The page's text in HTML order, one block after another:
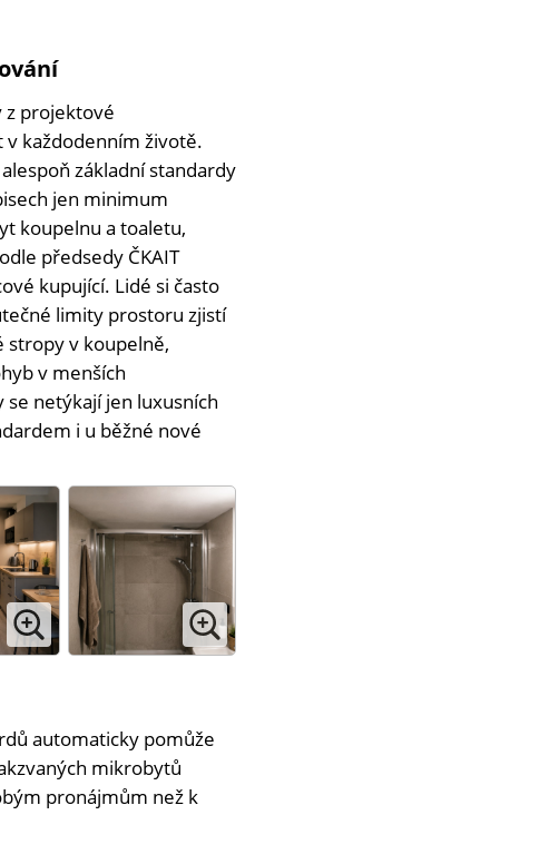
z projektové
každodenním životě.
základní standardy
jen minimum
koupelnu a toaletu,
předsedy ČKAIT
kupující. Lidé si často
limity prostoru zjistí
stropy v koupelně,
v menších
netýkají jen luxusních
i u běžné nové
automaticky pomůže
mikrobytů
pronájmům než k